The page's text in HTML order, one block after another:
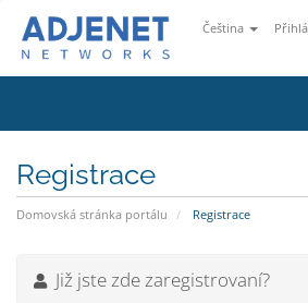
Čeština
Registrace
Domovská stránka portálu Registrace
Již jste zde zaregistrovaní?